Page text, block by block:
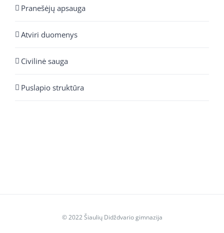
Pranešėjų apsauga
Atviri duomenys
Civilinė sauga
Puslapio struktūra
© 2022 Šiaulių Didždvario gimnazija